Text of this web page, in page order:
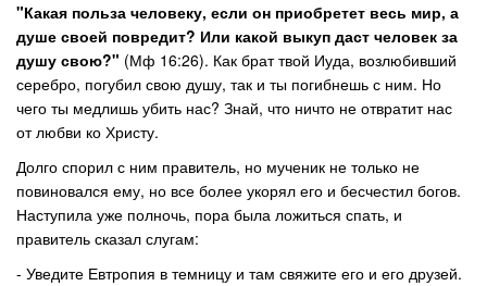
"Какая польза человеку, если он приобретет весь мир, а
душе своей повредит? Или какой выкуп даст человек за
душу свою?" (Мф 16:26). Как брат твой Иуда, возлюбивший
серебро, погубил свою душу, так и ты погибнешь с ним. Но
чего ты медлишь убить нас? Знай, что ничто не отвратит нас
от любви ко Христу.
Долго спорил с ним правитель, но мученик не только не
повиновался ему, но все более укорял его и бесчестил богов.
Наступила уже полночь, пора была ложиться спать, и
правитель сказал слугам:
- Уведите Евтропия в темницу и там свяжите его и его друзей.